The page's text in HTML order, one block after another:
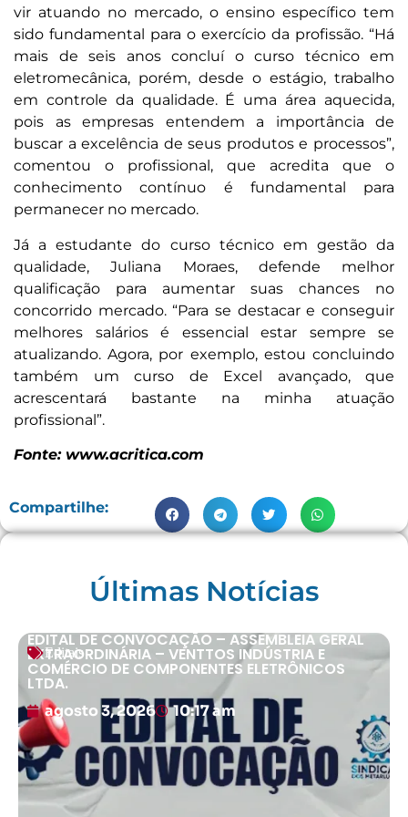
vir atuando no mercado, o ensino específico tem
sido fundamental para o exercício da profissão. “Há
mais de seis anos concluí o curso técnico em
eletromecânica, porém, desde o estágio, trabalho
em controle da qualidade. É uma área aquecida,
pois as empresas entendem a importância de
buscar a excelência de seus produtos e processos”,
comentou o profissional, que acredita que o
conhecimento contínuo é fundamental para
permanecer no mercado.
Já a estudante do curso técnico em gestão da
qualidade, Juliana Moraes, defende melhor
qualificação para aumentar suas chances no
concorrido mercado. “Para se destacar e conseguir
melhores salários é essencial estar sempre se
atualizando. Agora, por exemplo, estou concluindo
também um curso de Excel avançado, que
acrescentará bastante na minha atuação
profissional”.
Fonte: www.acritica.com
Compartilhe:
Últimas Notícias
Editais
EDITAL DE CONVOCAÇÃO – ASSEMBLEIA GERAL
EXTRAORDINÁRIA – VENTTOS INDÚSTRIA E
COMÉRCIO DE COMPONENTES ELETRÔNICOS
LTDA.
agosto 3, 2026 10:17 am